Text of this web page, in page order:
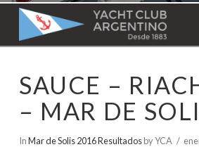
ESCUELA RECREATIVA
YACHT
CLUB
SAUCE –
– MAR DE
InMar de Solis 2016 Resultadosby YCA